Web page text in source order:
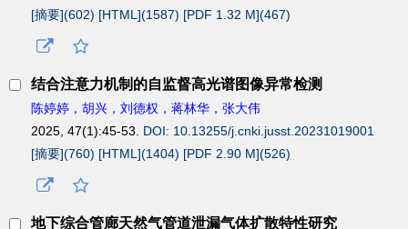
[摘要](602) [HTML](1587) [PDF 1.32 M](467)
结合注意力机制的自监督高光谱图像异常检测
陈婷婷，胡兴，刘德权，蒋林华，张大伟
2025, 47(1):45-53. DOI: 10.13255/j.cnki.jusst.20231019001
[摘要](760) [HTML](1404) [PDF 2.90 M](526)
地下综合管廊天然气管道泄漏气体扩散特性研究